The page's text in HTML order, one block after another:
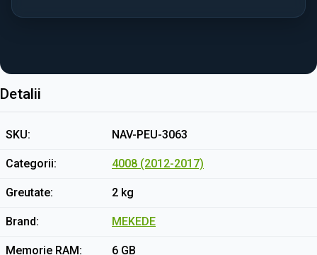
Detalii
SKU NAV-PEU-3063
Categorii 4008 (2012-2017)
Greutate 2 kg
Brand MEKEDE
Memorie RAM 6 GB